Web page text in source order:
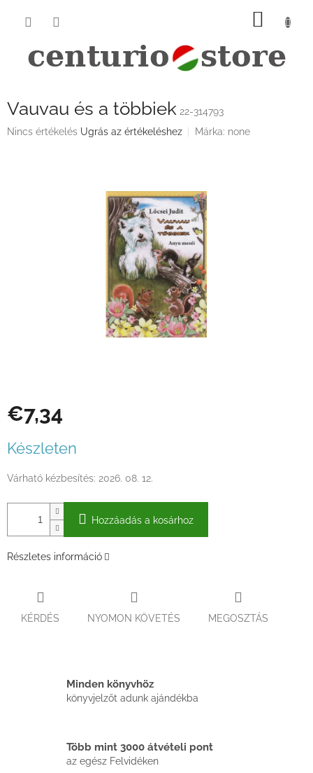
KOSÁR
Vauvau és a többiek 22-314793
A
Nincs értékelés Ugrás az értékeléshez Márka: none
€7,34
Készleten
Várható kézbesítés: 2026. 08. 12.
Hozzáadás a kosárhoz
Részletes információ
KÉRDÉS NYOMON KÖVETÉS MEGOSZTÁS
Minden könyvhöz
könyvjelzőt adunk ajándékba
Több mint 3000 átvételi pont
az egész Felvidéken